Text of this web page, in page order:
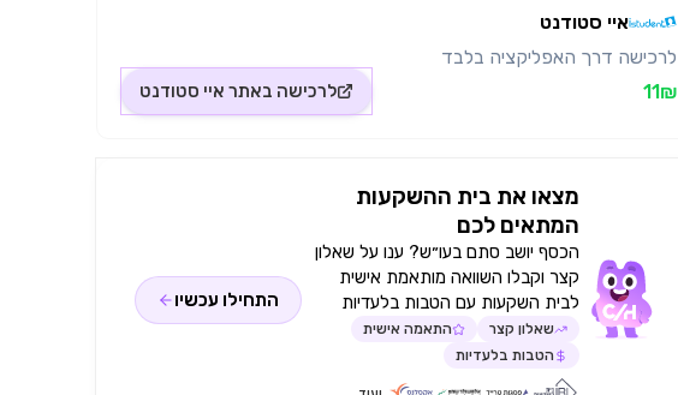
איי סטודנט
לרכישה דרך האפליקציה בלבד
11₪
לרכישה באתר איי סטודנט
מצאו את בית ההשקעות
המתאים לכם
הכסף יושב סתם בעו״ש? ענו על שאלון
קצר וקבלו השוואה מותאמת אישית
לבית השקעות עם הטבות בלעדיות
שאלון קצר
התאמה אישית
הטבות בלעדיות
התחילו עכשיו